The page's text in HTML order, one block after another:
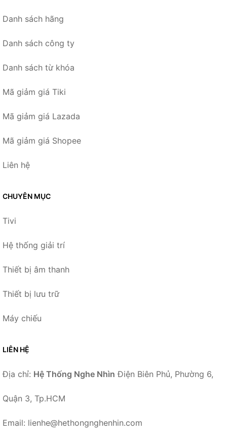
Danh sách hãng
Danh sách công ty
Danh sách từ khóa
Mã giảm giá Tiki
Mã giảm giá Lazada
Mã giảm giá Shopee
Liên hệ
CHUYÊN MỤC
Tivi
Hệ thống giải trí
Thiết bị âm thanh
Thiết bị lưu trữ
Máy chiếu
LIÊN HỆ
Địa chỉ: Hệ Thống Nghe Nhìn Điện Biên Phủ, Phường 6,
Quận 3, Tp.HCM
Email: lienhe@hethongnghenhin.com